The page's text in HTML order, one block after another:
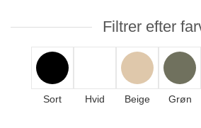
Filtrer efter
Sort Hvid Beige Grøn